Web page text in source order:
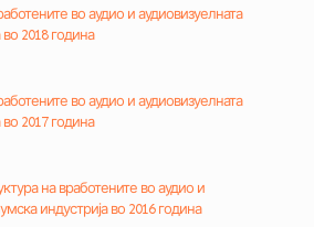
во аудио и аудиовизуелната
2018 година
во аудио и аудиовизуелната
2017 година
на вработените во аудио и
индустрија во 2016 година